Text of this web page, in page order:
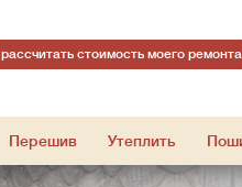
расcчитать стоимость моего ремонта
Перешив Утеплить